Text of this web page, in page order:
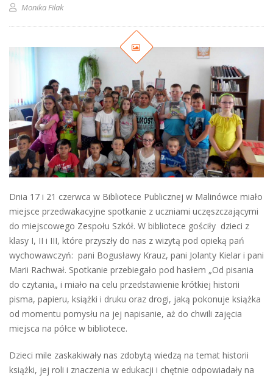
Monika Filak
Dnia 17 i 21 czerwca w Bibliotece Publicznej w Malinówce miało
miejsce przedwakacyjne spotkanie z uczniami uczęszczającymi
do miejscowego Zespołu Szkół. W bibliotece gościły dzieci z
klasy I, II i III, które przyszły do nas z wizytą pod opieką pań
wychowawczyń: pani Bogusławy Krauz, pani Jolanty Kielar i pani
Marii Rachwał. Spotkanie przebiegało pod hasłem „Od pisania
do czytania„ i miało na celu przedstawienie krótkiej historii
pisma, papieru, książki i druku oraz drogi, jaką pokonuje książka
od momentu pomysłu na jej napisanie, aż do chwili zajęcia
miejsca na półce w bibliotece.
Dzieci mile zaskakiwały nas zdobytą wiedzą na temat historii
książki, jej roli i znaczenia w edukacji i chętnie odpowiadały na